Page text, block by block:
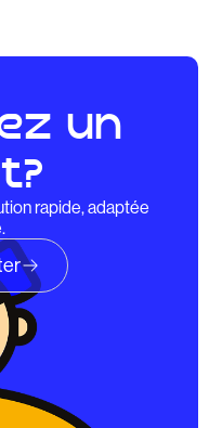
un
rapide, adaptée